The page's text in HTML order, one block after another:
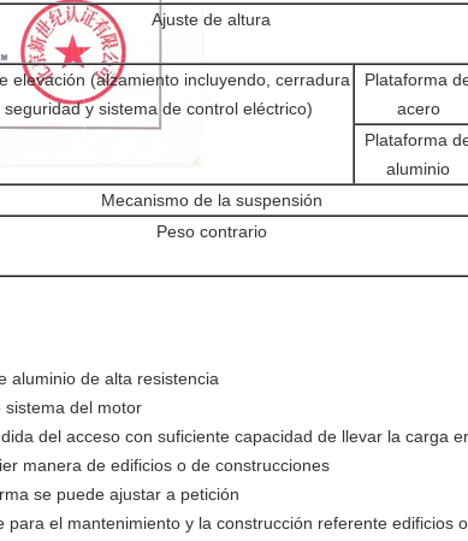
Ajuste de altura
elevación (alzamiento incluyendo, cerradura
seguridad y sistema de control eléctrico)
Plataforma
acero
Plataforma
aluminio
Mecanismo de la suspensión
Peso contrario
aluminio de alta resistencia
sistema del motor
del acceso con suficiente capacidad de llevar la carga
manera de edificios o de construcciones
se puede ajustar a petición
para el mantenimiento y la construcción referente edificios